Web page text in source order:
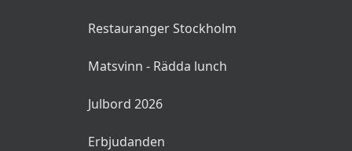
Restauranger Stockholm
Matsvinn - Rädda lunch
Julbord 2026
Erbjudanden